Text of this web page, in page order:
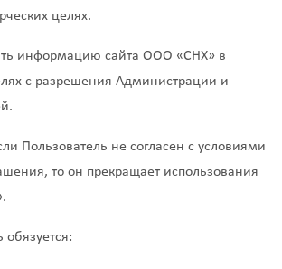
целях.
информацию сайта ООО «СНХ» в
с разрешения Администрации и
Пользователь не согласен с условиями
то он прекращает использования
обязуется: